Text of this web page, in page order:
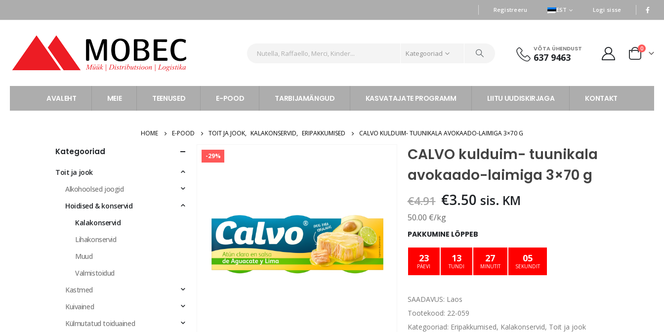
Registreeru EST Logi sisse
Kategooriad
VÕTA ÜHENDUST
637 9463
0
AVALEHT MEIE TEENUSED E-POOD TARBIJAMÄNGUD KASVATAJATE PROGRAMM LIITU UUDISKIRJAGA KONTAKT
HOME E-POOD TOIT JA JOOK, KALAKONSERVID, ERIPAKKUMISED CALVO KULDUIM- TUUNIKALA AVOKAADO-LAIMIGA 3×70 G
-29%
CALVO kulduim- tuunikala
avokaado-laimiga 3×70 g
€4.91 Algne
hind
oli:
€4.91.
€3.50 Praegune
on:
€3.50.
sis. KM
50.00 €/kg
PAKKUMINE LÕPPEB
23
PÄEVI
13
TUNDI
27
MINUTIT
05
SEKUNDIT
SAADAVUS: Laos
Tootekood: 22-059
Kategooriad: Eripakkumised, Kalakonservid, Toit ja jook
Kategooriad
Toit ja jook
Alkohoolsed joogid
Hoidised & konservid
Kalakonservid
Lihakonservid
Muud
Valmistoidud
Kastmed
Kuivained
Külmutatud toiduained